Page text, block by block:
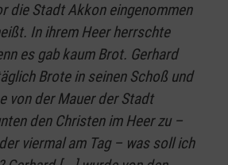
die Stadt Akkon eingenommen
In ihrem Heer herrschte
es gab kaum Brot. Gerhard
Brote in seinen Schoß und
von der Mauer der Stadt
den Christen im Heer zu –
viermal am Tag – was soll ich